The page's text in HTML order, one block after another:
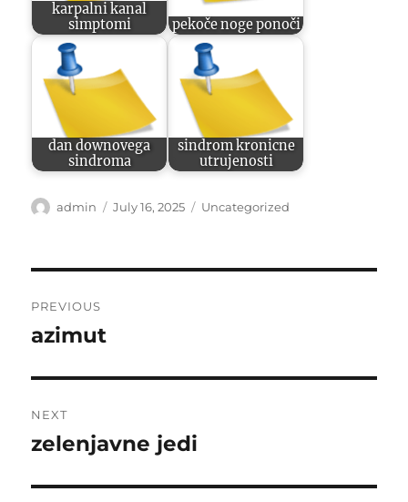
karpalni kanal
simptomi
pekoče noge ponoči
dan downovega
sindroma
sindrom kronicne
utrujenosti
Author
admin
Posted
July 16, 2025 Categories
Uncategorized
navigation
PREVIOUS
Previous
azimut
NEXT
Next
zelenjavne jedi